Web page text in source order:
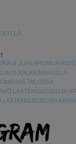
& JUHLAHUMUA
KALKKIMAALILLA
TALOSSA
LASTENSUOJELUN
LASTENSUOJELUN